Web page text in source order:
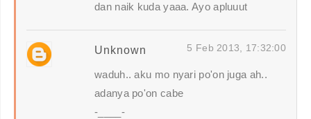
dan naik kuda yaaa. Ayo apluuut
Unknown 5 Feb 2013, 17:32:00
waduh.. aku mo nyari po'on juga ah..
adanya po'on cabe
-____-